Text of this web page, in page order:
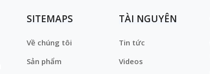
SITEMAPS
Về chúng tôi
Sản phẩm
TÀI NGUYÊN
Tin tức
Videos